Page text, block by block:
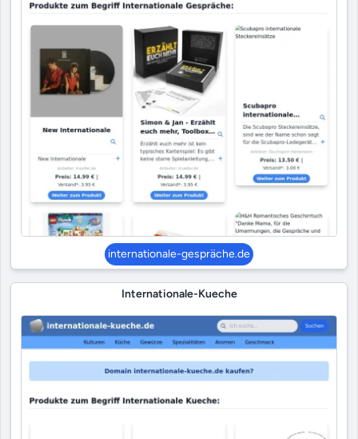
internationale-gespräche.de
Internationale-Kueche